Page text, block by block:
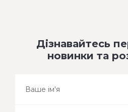
Дізнавайтесь
новинки та